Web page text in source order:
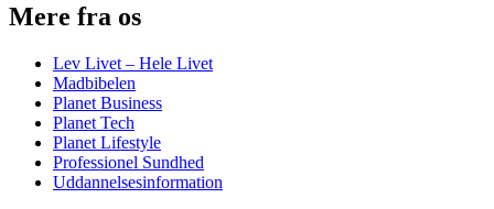
Mere fra os
Lev Livet – Hele Livet
Madbibelen
Planet Business
Planet Tech
Planet Lifestyle
Professionel Sundhed
Uddannelsesinformation